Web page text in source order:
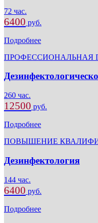
72 час.
6400 руб.
Подробнее
ПРОФЕССИОНАЛЬНАЯ
260 час.
12500 руб.
Подробнее
ПОВЫШЕНИЕ
Дезинфектология
144 час.
6400 руб.
Подробнее